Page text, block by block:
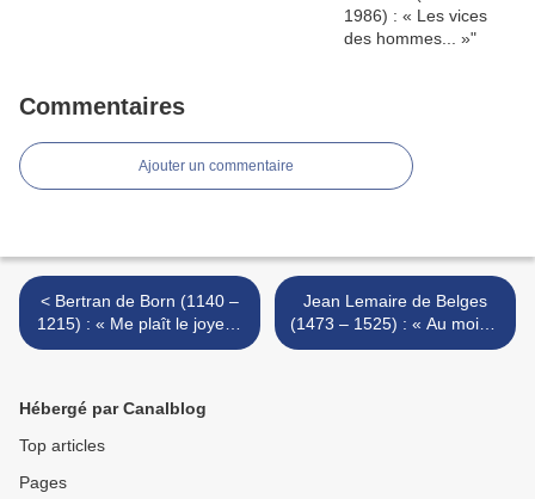
Commentaires
Ajouter un commentaire
< Bertran de Born (1140 –
1215) : « Me plaît le joyeux
temps de Pâques... » / «
Jean Lemaire de Belges
(1473 – 1525) : « Au moins,
Princesse... » >
Hébergé par Canalblog
Top articles
Pages